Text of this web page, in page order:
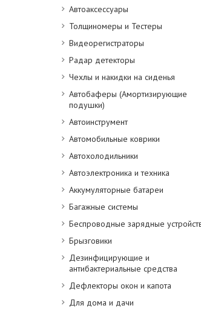
Автоаксессуары
Толщиномеры и Тестеры
Видеорегистраторы
Радар детекторы
Чехлы и накидки на сиденья
Автобаферы (Амортизирующие
подушки)
Автоинструмент
Автомобильные коврики
Автохолодильники
Автоэлектроника и техника
Аккумуляторные батареи
Багажные системы
Беспроводные зарядные
Брызговики
Дезинфицирующие и
антибактериальные средства
Дефлекторы окон и капота
Для дома и дачи